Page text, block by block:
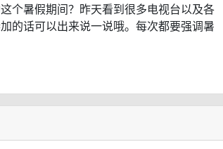
个暑假期间？昨天看到很多电视台以及各
的话可以出来说一说哦。每次都要强调暑